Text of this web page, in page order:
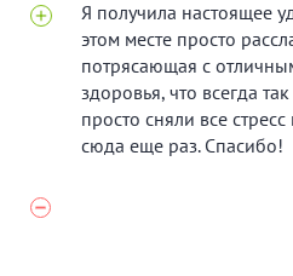
Я получила настоящее
этом месте просто
потрясающая с
здоровья, что всегда
просто сняли все
сюда еще раз. Спасибо!